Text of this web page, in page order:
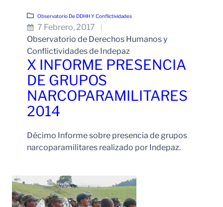
Observatorio De DDHH Y Conflictividades
7 Febrero, 2017
Observatorio de Derechos Humanos y
Conflictividades de Indepaz
X INFORME PRESENCIA
DE GRUPOS
NARCOPARAMILITARES
2014
Décimo Informe sobre presencia de grupos
narcoparamilitares realizado por Indepaz.